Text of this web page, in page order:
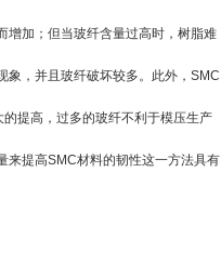
增加；但当玻纤含量过高时，树脂难
，并且玻纤破坏较多。此外， SMC
提高，过多的玻纤不利于模压生产
来提高SMC材料的韧性这一方法具有